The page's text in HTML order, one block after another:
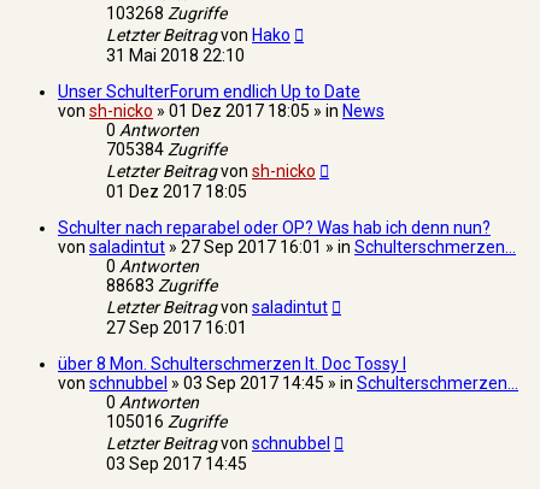
103268 Zugriffe
Letzter Beitragvon Hako
31 Mai 2018 22:10
Unser SchulterForum endlich Up to Date
von sh-nicko » 01 Dez 2017 18:05 » in News
0 Antworten
705384Zugriffe
Letzter Beitragvon sh-nicko
01 Dez 2017 18:05
Schulter nach reparabel oder OP? Was hab ich denn nun?
von saladintut » 27 Sep 2017 16:01 » in Schulterschmerzen...
0 Antworten
88683 Zugriffe
Letzter Beitragvon saladintut
27 Sep 2017 16:01
über 8 Mon. Schulterschmerzen lt. Doc Tossy I
von schnubbel » 03 Sep 2017 14:45 » in Schulterschmerzen...
0 Antworten
105016 Zugriffe
Letzter Beitragvon schnubbel
03 Sep 2017 14:45